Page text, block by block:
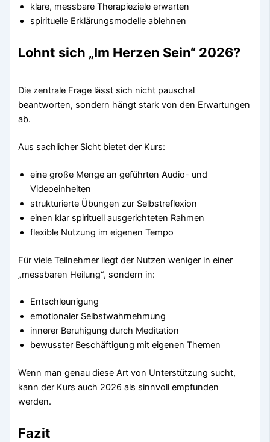
klare, messbare Therapieziele erwarten
spirituelle Erklärungsmodelle ablehnen
Lohnt sich „Im Herzen Sein“ 2026?
Die zentrale Frage lässt sich nicht pauschal
beantworten, sondern hängt stark von den Erwartungen
ab.
Aus sachlicher Sicht bietet der Kurs:
eine große Menge an geführten Audio- und
Videoeinheiten
strukturierte Übungen zur Selbstreflexion
einen klar spirituell ausgerichteten Rahmen
flexible Nutzung im eigenen Tempo
Für viele Teilnehmer liegt der Nutzen weniger in einer
„messbaren Heilung“, sondern in:
Entschleunigung
emotionaler Selbstwahrnehmung
innerer Beruhigung durch Meditation
bewusster Beschäftigung mit eigenen Themen
Wenn man genau diese Art von Unterstützung sucht,
kann der Kurs auch 2026 als sinnvoll empfunden
werden.
Fazit